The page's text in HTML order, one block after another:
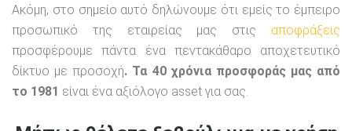
Ακόμη, στο σημείο αυτό δηλώνουμε ότι εμείς το έμπειρο
προσωπικό της εταιρείας μας στις αποφράξεις
προσφέρουμε πάντα ένα πεντακάθαρο αποχετευτικό
δίκτυο με προσοχή. Τα 40 χρόνια προσφοράς μας από
το 1981 είναι ένα αξιόλογο asset για σας.